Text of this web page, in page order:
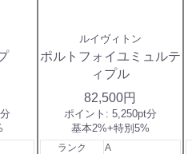
ルイヴィトン
ポルトフォイユミュルテ
ィプル
82,500円
ポイント: 5,250pt分
基本2%+特別5%
ランク
A